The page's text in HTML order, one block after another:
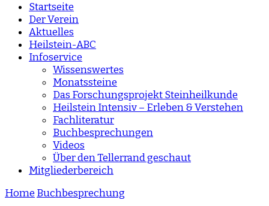
Startseite
Der Verein
Aktuelles
Heilstein-ABC
Infoservice
Wissenswertes
Monatssteine
Das Forschungsprojekt Steinheilkunde
Heilstein Intensiv – Erleben & Verstehen
Fachliteratur
Buchbesprechungen
Videos
Über den Tellerrand geschaut
Mitgliederbereich
Home Buchbesprechung